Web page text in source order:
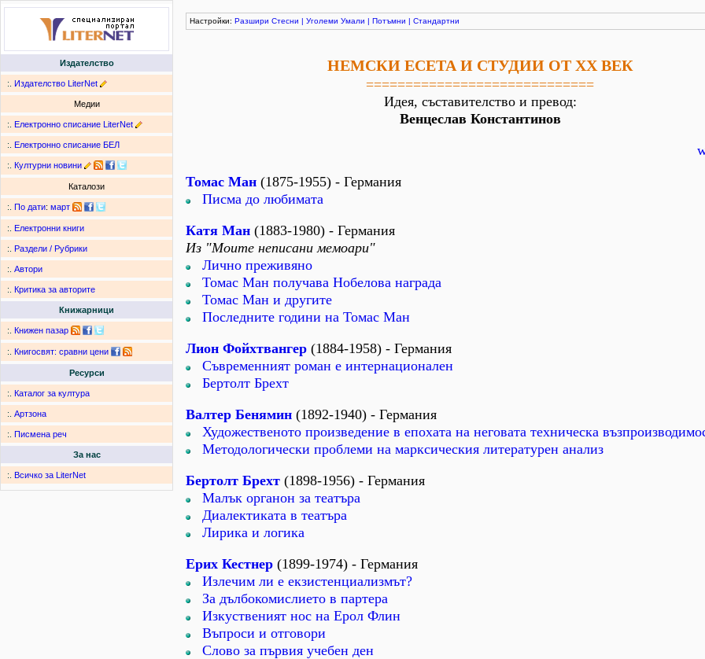
Издателство
:. Издателство LiterNet
Медии
:. Електронно списание LiterNet
:. Електронно списание БЕЛ
:. Културни новини
Каталози
:. По дати: март
:. Електронни книги
:. Раздели / Рубрики
:. Автори
:. Критика за авторите
Книжарници
:. Книжен пазар
:. Книгосвят: сравни цени
Ресурси
:. Каталог за култура
:. Артзона
:. Писмена реч
За нас
:. Всичко за LiterNet
Настройки: Разшири Стесни | Уголеми Умали | Потъмни | Стандартни
НЕМСКИ ЕСЕТА И СТУДИИ ОТ XX ВЕК
=============================
Идея, съставителство и превод:
Венцеслав Константинов
Томас Ман (1875-1955) - Германия
Писма до любимата
Катя Ман (1883-1980) - Германия
Из "Моите неписани мемоари"
Лично преживяно
Томас Ман получава Нобелова награда
Томас Ман и другите
Последните години на Томас Ман
Лион Фойхтвангер (1884-1958) - Германия
Съвременният роман е интернационален
Бертолт Брехт
Валтер Бенямин (1892-1940) - Германия
Художественото произведение в епохата на неговата техническа
Методологически проблеми на марксическия литературен анализ
Бертолт Брехт (1898-1956) - Германия
Малък органон за театъра
Диалектиката в театъра
Лирика и логика
Ерих Кестнер (1899-1974) - Германия
Излечим ли е екзистенциализмът?
За дълбокомислието в партера
Изкуственият нос на Ерол Флин
Въпроси и отговори
Слово за първия учебен ден